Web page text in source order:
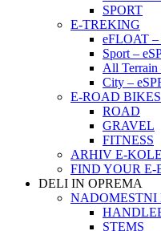
SPORT
E-TREKING
eFLOAT –
Sport –
All Terrain
City –
E-ROAD BIKES
ROAD
GRAVEL
FITNESS
ARHIV E-
FIND YOUR E-
DELI IN OPREMA
NADOMESTNI
STEMS